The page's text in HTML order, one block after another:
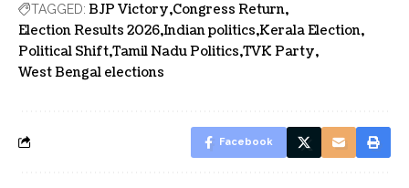
TAGGED: BJP Victory Congress Return
Election Results 2026 Indian politics Kerala Election
Political Shift Tamil Nadu Politics TVK Party
West Bengal elections
Facebook